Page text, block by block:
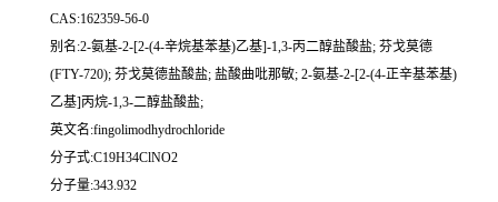
CAS:162359-56-0
别名:2-氨基-2-[2-(4-辛烷基苯基)乙基]-1,3-丙二醇盐酸盐; 芬戈莫德
(FTY-720); 芬戈莫德盐酸盐; 盐酸曲吡那敏; 2-氨基-2-[2-(4-正辛基苯基)
乙基]丙烷-1,3-二醇盐酸盐;
英文名:fingolimodhydrochloride
分子式:C19H34ClNO2
分子量:343.932